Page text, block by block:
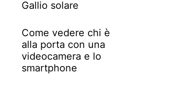
Gallio solare
Come vedere chi è
alla porta con una
videocamera e lo
smartphone